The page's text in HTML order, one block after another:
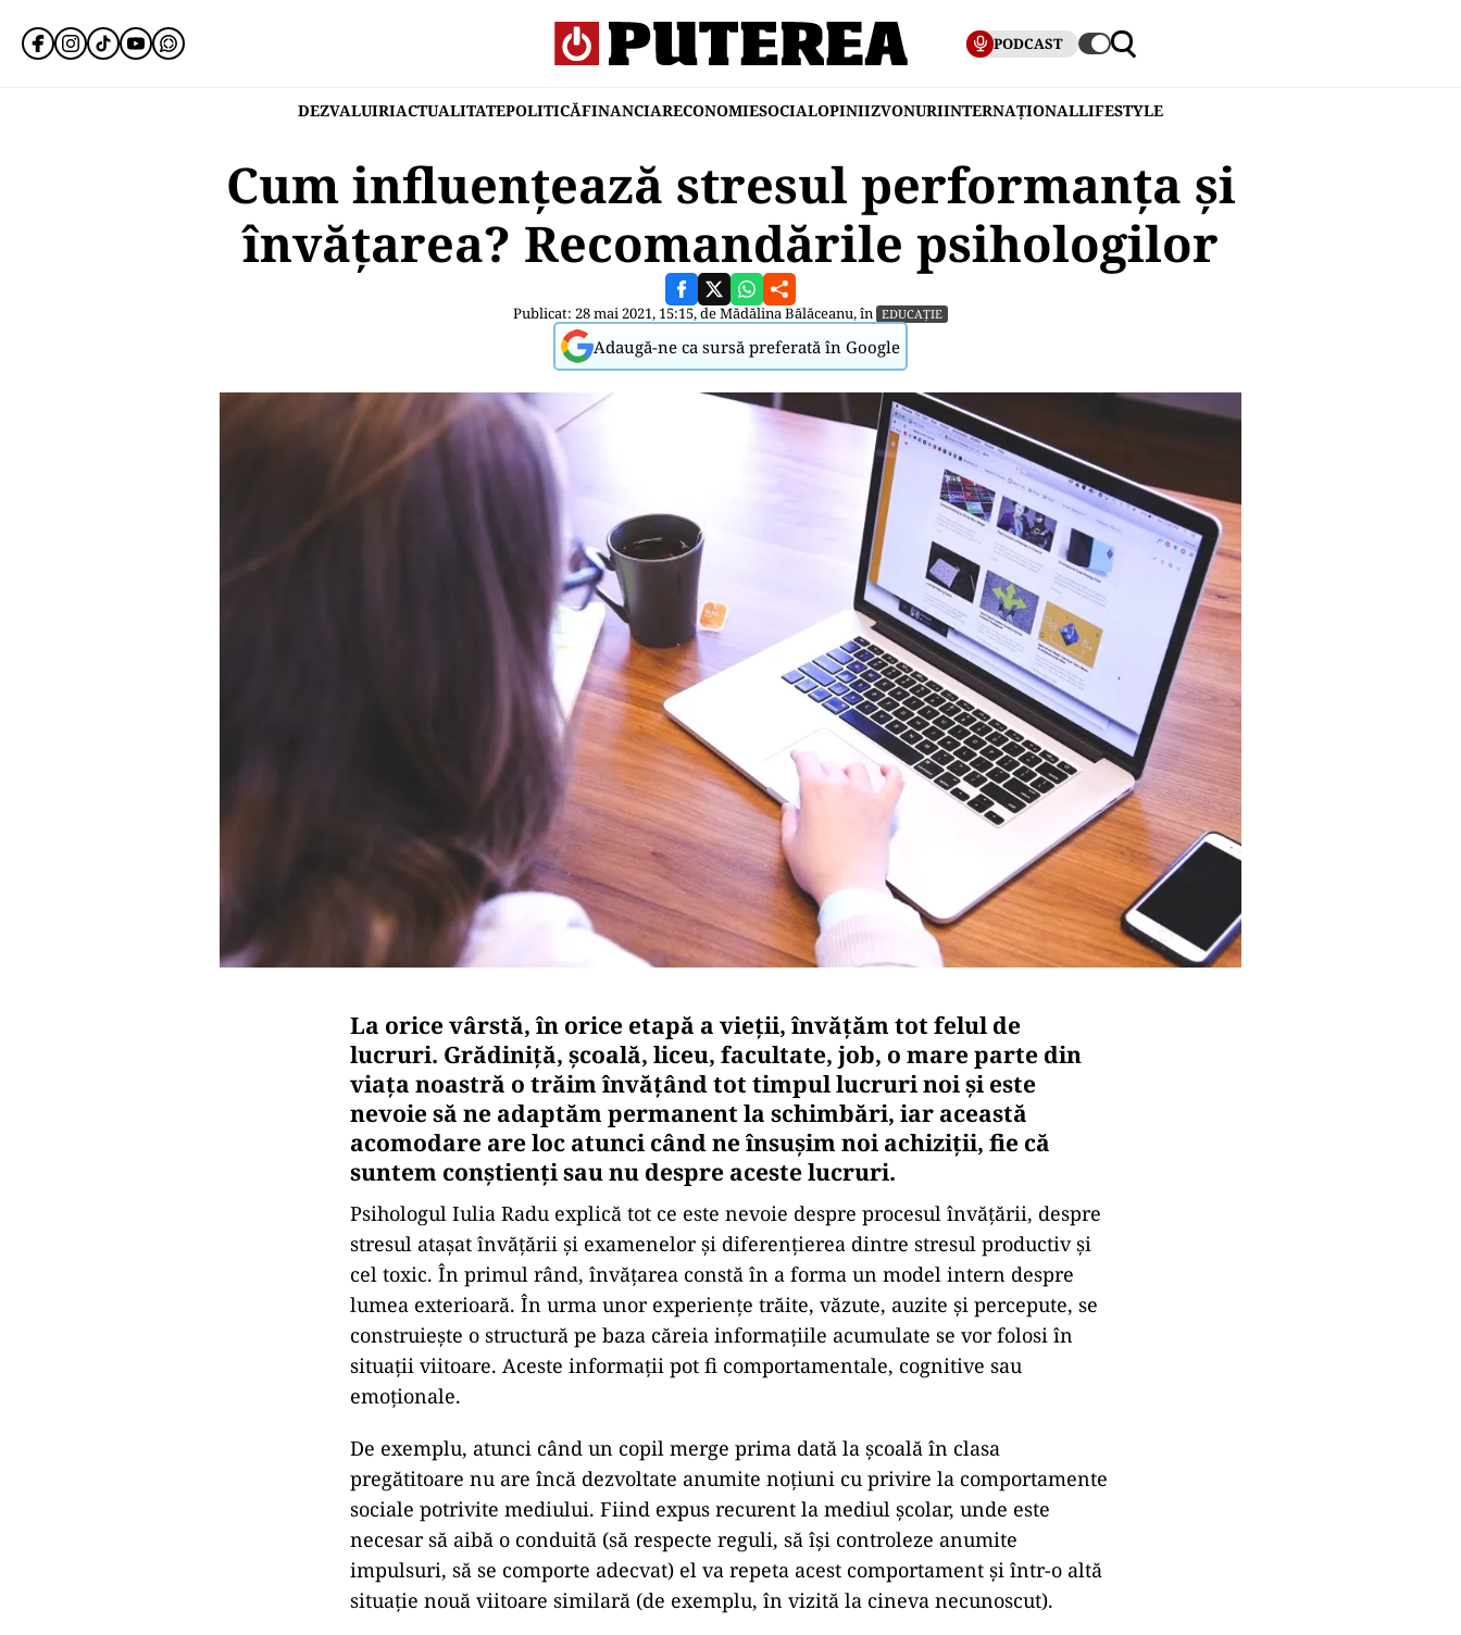
PODCAST
DEZVALUIRIACTUALITATEPOLITICĂFINANCIARECONOMIESOCIALOPINIIZVONURIINTERNAȚIONALLIFESTYLE
Cum influențează stresul performanța și
învățarea? Recomandările psihologilor
Publicat: 28 mai 2021, 15:15, deMădălina Bălăceanu, în EDUCAȚIE
Adaugă-ne ca sursă preferată în Google
La orice vârstă, în orice etapă a vieții, învățăm tot felul de
lucruri. Grădiniță, școală, liceu, facultate, job, o mare parte din
viața noastră o trăim învățând tot timpul lucruri noi și este
nevoie să ne adaptăm permanent la schimbări, iar această
acomodare are loc atunci când ne însușim noi achiziții, fie că
suntem conștienți sau nu despre aceste lucruri.
Psihologul Iulia Radu explică tot ce este nevoie despre procesul învățării, despre
stresul atașat învățării și examenelor și diferențierea dintre stresul productiv și
cel toxic. În primul rând, învățarea constă în a forma un model intern despre
lumea exterioară. În urma unor experiențe trăite, văzute, auzite și percepute, se
construiește o structură pe baza căreia informațiile acumulate se vor folosi în
situații viitoare. Aceste informații pot fi comportamentale, cognitive sau
emoționale.
De exemplu, atunci când un copil merge prima dată la școală în clasa
pregătitoare nu are încă dezvoltate anumite noțiuni cu privire la comportamente
sociale potrivite mediului. Fiind expus recurent la mediul școlar, unde este
necesar să aibă o conduită (să respecte reguli, să își controleze anumite
impulsuri, să se comporte adecvat) el va repeta acest comportament și într-o altă
situație nouă viitoare similară (de exemplu, în vizită la cineva necunoscut).